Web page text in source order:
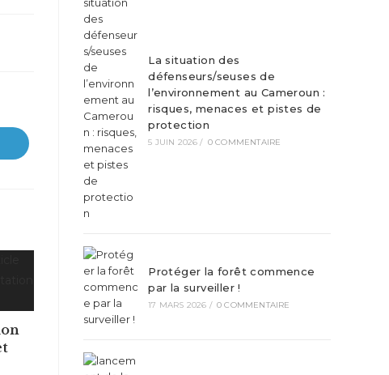
La situation des
défenseurs/seuses de
l’environnement au Cameroun :
risques, menaces et pistes de
protection
5 JUIN 2026 / 0 COMMENTAIRE
Protéger la forêt commence
par la surveiller !
17 MARS 2026 / 0 COMMENTAIRE